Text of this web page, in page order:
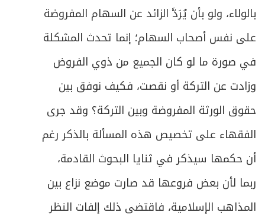
بالولاء، ولو بأن يُرَدَّ الزائد عن السهام المفروضة
على نفس أصحاب السهام؛ إنما تحدث المشكلة
في صورة ما لو كان الجميع من ذوي الفروض
وزادت عن التركة أو نقصت، فكيف نوفق بين
حقوق الورثة المفروضة وبين التركة؟ وقد جرى
الفقهاء على تخصيص هذه المسألة بالذكر رغم
أن حكمها سيذكر في ثنايا البحوث القادمة،
ربما لأن بعض فروعها قد صارت موضع نزاع بين
المذاهب الإسلامية، فاقتضى ذلك إلفات النظر